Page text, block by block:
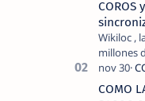
COROS
Wikiloc ,
millones
COROS ,
tecnolo…
COMO